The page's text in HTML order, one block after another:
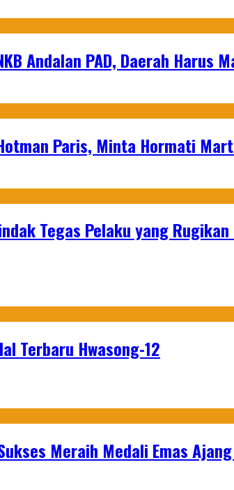
Andalan PAD, Daerah Harus
Paris, Minta Hormati
Tegas Pelaku yang
Terbaru Hwasong-12
Meraih Medali Emas